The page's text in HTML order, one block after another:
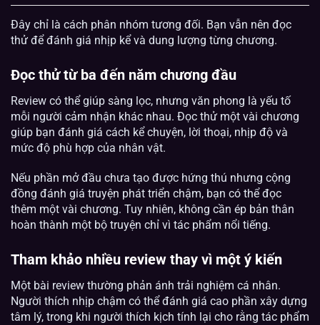
Đây chỉ là cách phân nhóm tương đối. Bạn vẫn nên đọc
thử để đánh giá nhịp kể và dung lượng từng chương.
Đọc thử từ ba đến năm chương đầu
Review có thể giúp sàng lọc, nhưng văn phong là yếu tố
mỗi người cảm nhận khác nhau. Đọc thử một vài chương
giúp bạn đánh giá cách kể chuyện, lời thoại, nhịp độ và
mức độ phù hợp của nhân vật.
Nếu phần mở đầu chưa tạo được hứng thú nhưng cộng
đồng đánh giá truyện phát triển chậm, bạn có thể đọc
thêm một vài chương. Tuy nhiên, không cần ép bản thân
hoàn thành một bộ truyện chỉ vì tác phẩm nổi tiếng.
Tham khảo nhiều review thay vì một ý kiến
Một bài review thường phản ánh trải nghiệm cá nhân.
Người thích nhịp chậm có thể đánh giá cao phần xây dựng
tâm lý, trong khi người thích kịch tính lại cho rằng tác phẩm